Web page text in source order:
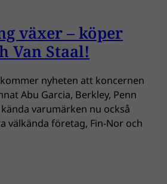
växer – köper
Van Staal!
nyheten att koncernen
Abu Garcia, Berkley, Penn
varumärken nu också
välkända företag, Fin-Nor och